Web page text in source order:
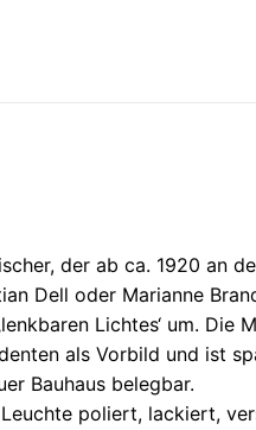
der ab ca. 1920 an
Dell oder Marianne
Lichtes‘ um. Die
als Vorbild und ist
Bauhaus belegbar.
poliert, lackiert,